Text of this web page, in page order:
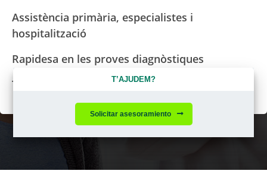
Assistència primària, especialistes i
hospitalització
Rapidesa en les proves diagnòstiques
Tracte pròxim i personal per a la teua salut
T’AJUDEM?
Solicitar asesoramiento